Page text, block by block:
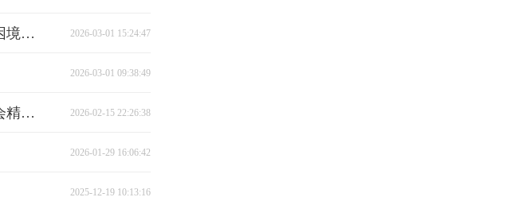
“百人千场进万站”文明实践——波洲镇开展寒假儿童托管暨困境儿童走访关爱行动 2026-03-01 15:24:47
2026-03-01 09:38:49
“百人千场进万站”文明实践丨林冲镇开展党的二十届四中全会精神宣讲活动 2026-02-15 22:26:38
2026-01-29 16:06:42
2025-12-19 10:13:16